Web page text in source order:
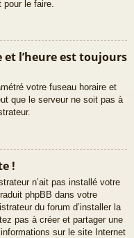
pour le faire.
et l’heure est toujours
votre fuseau horaire et
que le serveur ne soit pas à
!
n’ait pas installé votre
phpBB dans votre
du forum d’installer la
pas à créer et partager une
sur le site Internet